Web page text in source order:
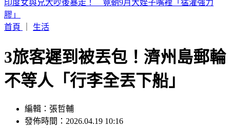
別只看台積電！ 外媒點名「2檔AI設備股」快上車
首頁
3旅客遲到被丟包！濟州島郵輪
不等人「行李全丟下船」
發佈時間：2026.04.19 10:16
最後更新時間：2026.04.19 10:16